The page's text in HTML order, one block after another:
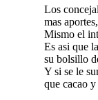
Los
mas
Mismo el
Es asi que
su bolsillo
Y si se le
que cacao